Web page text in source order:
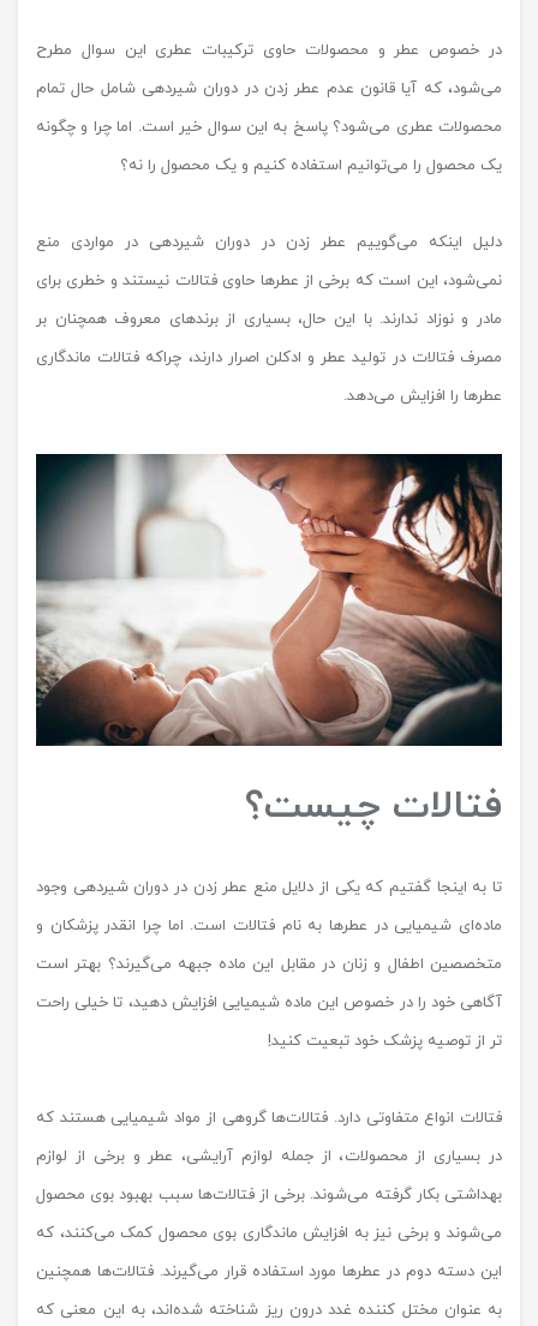
در خصوص عطر و محصولات حاوی ترکیبات عطری این سوال مطرح
می‌شود، که آیا قانون عدم عطر زدن در دوران شیردهی شامل حال تمام
محصولات عطری می‌شود؟ پاسخ به این سوال خیر است. اما چرا و چگونه
یک محصول را می‌توانیم استفاده کنیم و یک محصول را نه؟
دلیل اینکه می‌گوییم عطر زدن در دوران شیردهی در مواردی منع
نمی‌شود، این است که برخی از عطرها حاوی فتالات نیستند و خطری برای
مادر و نوزاد ندارند. با این حال، بسیاری از برندهای معروف همچنان بر
مصرف فتالات در تولید عطر و ادکلن اصرار دارند، چراکه فتالات ماندگاری
عطرها را افزایش می‌دهد.
فتالات چیست؟
تا به اینجا گفتیم که یکی از دلایل منع عطر زدن در دوران شیردهی وجود
ماده‌ای شیمیایی در عطرها به نام فتالات است. اما چرا انقدر پزشکان و
متخصصین اطفال و زنان در مقابل این ماده جبهه می‌گیرند؟ بهتر است
آگاهی خود را در خصوص این ماده شیمیایی افزایش دهید، تا خیلی راحت
تر از توصیه پزشک خود تبعیت کنید!
فتالات انواع متفاوتی دارد. فتالات‌ها گروهی از مواد شیمیایی هستند که
در بسیاری از محصولات، از جمله لوازم آرایشی، عطر و برخی از لوازم
بهداشتی بکار گرفته می‌شوند. برخی از فتالات‌ها سبب بهبود بوی محصول
می‌شوند و برخی نیز به افزایش ماندگاری بوی محصول کمک می‌کنند، که
این دسته دوم در عطرها مورد استفاده قرار می‌گیرند. فتالات‌ها همچنین
به عنوان مختل کننده غدد درون ریز شناخته شده‌اند، به این معنی که